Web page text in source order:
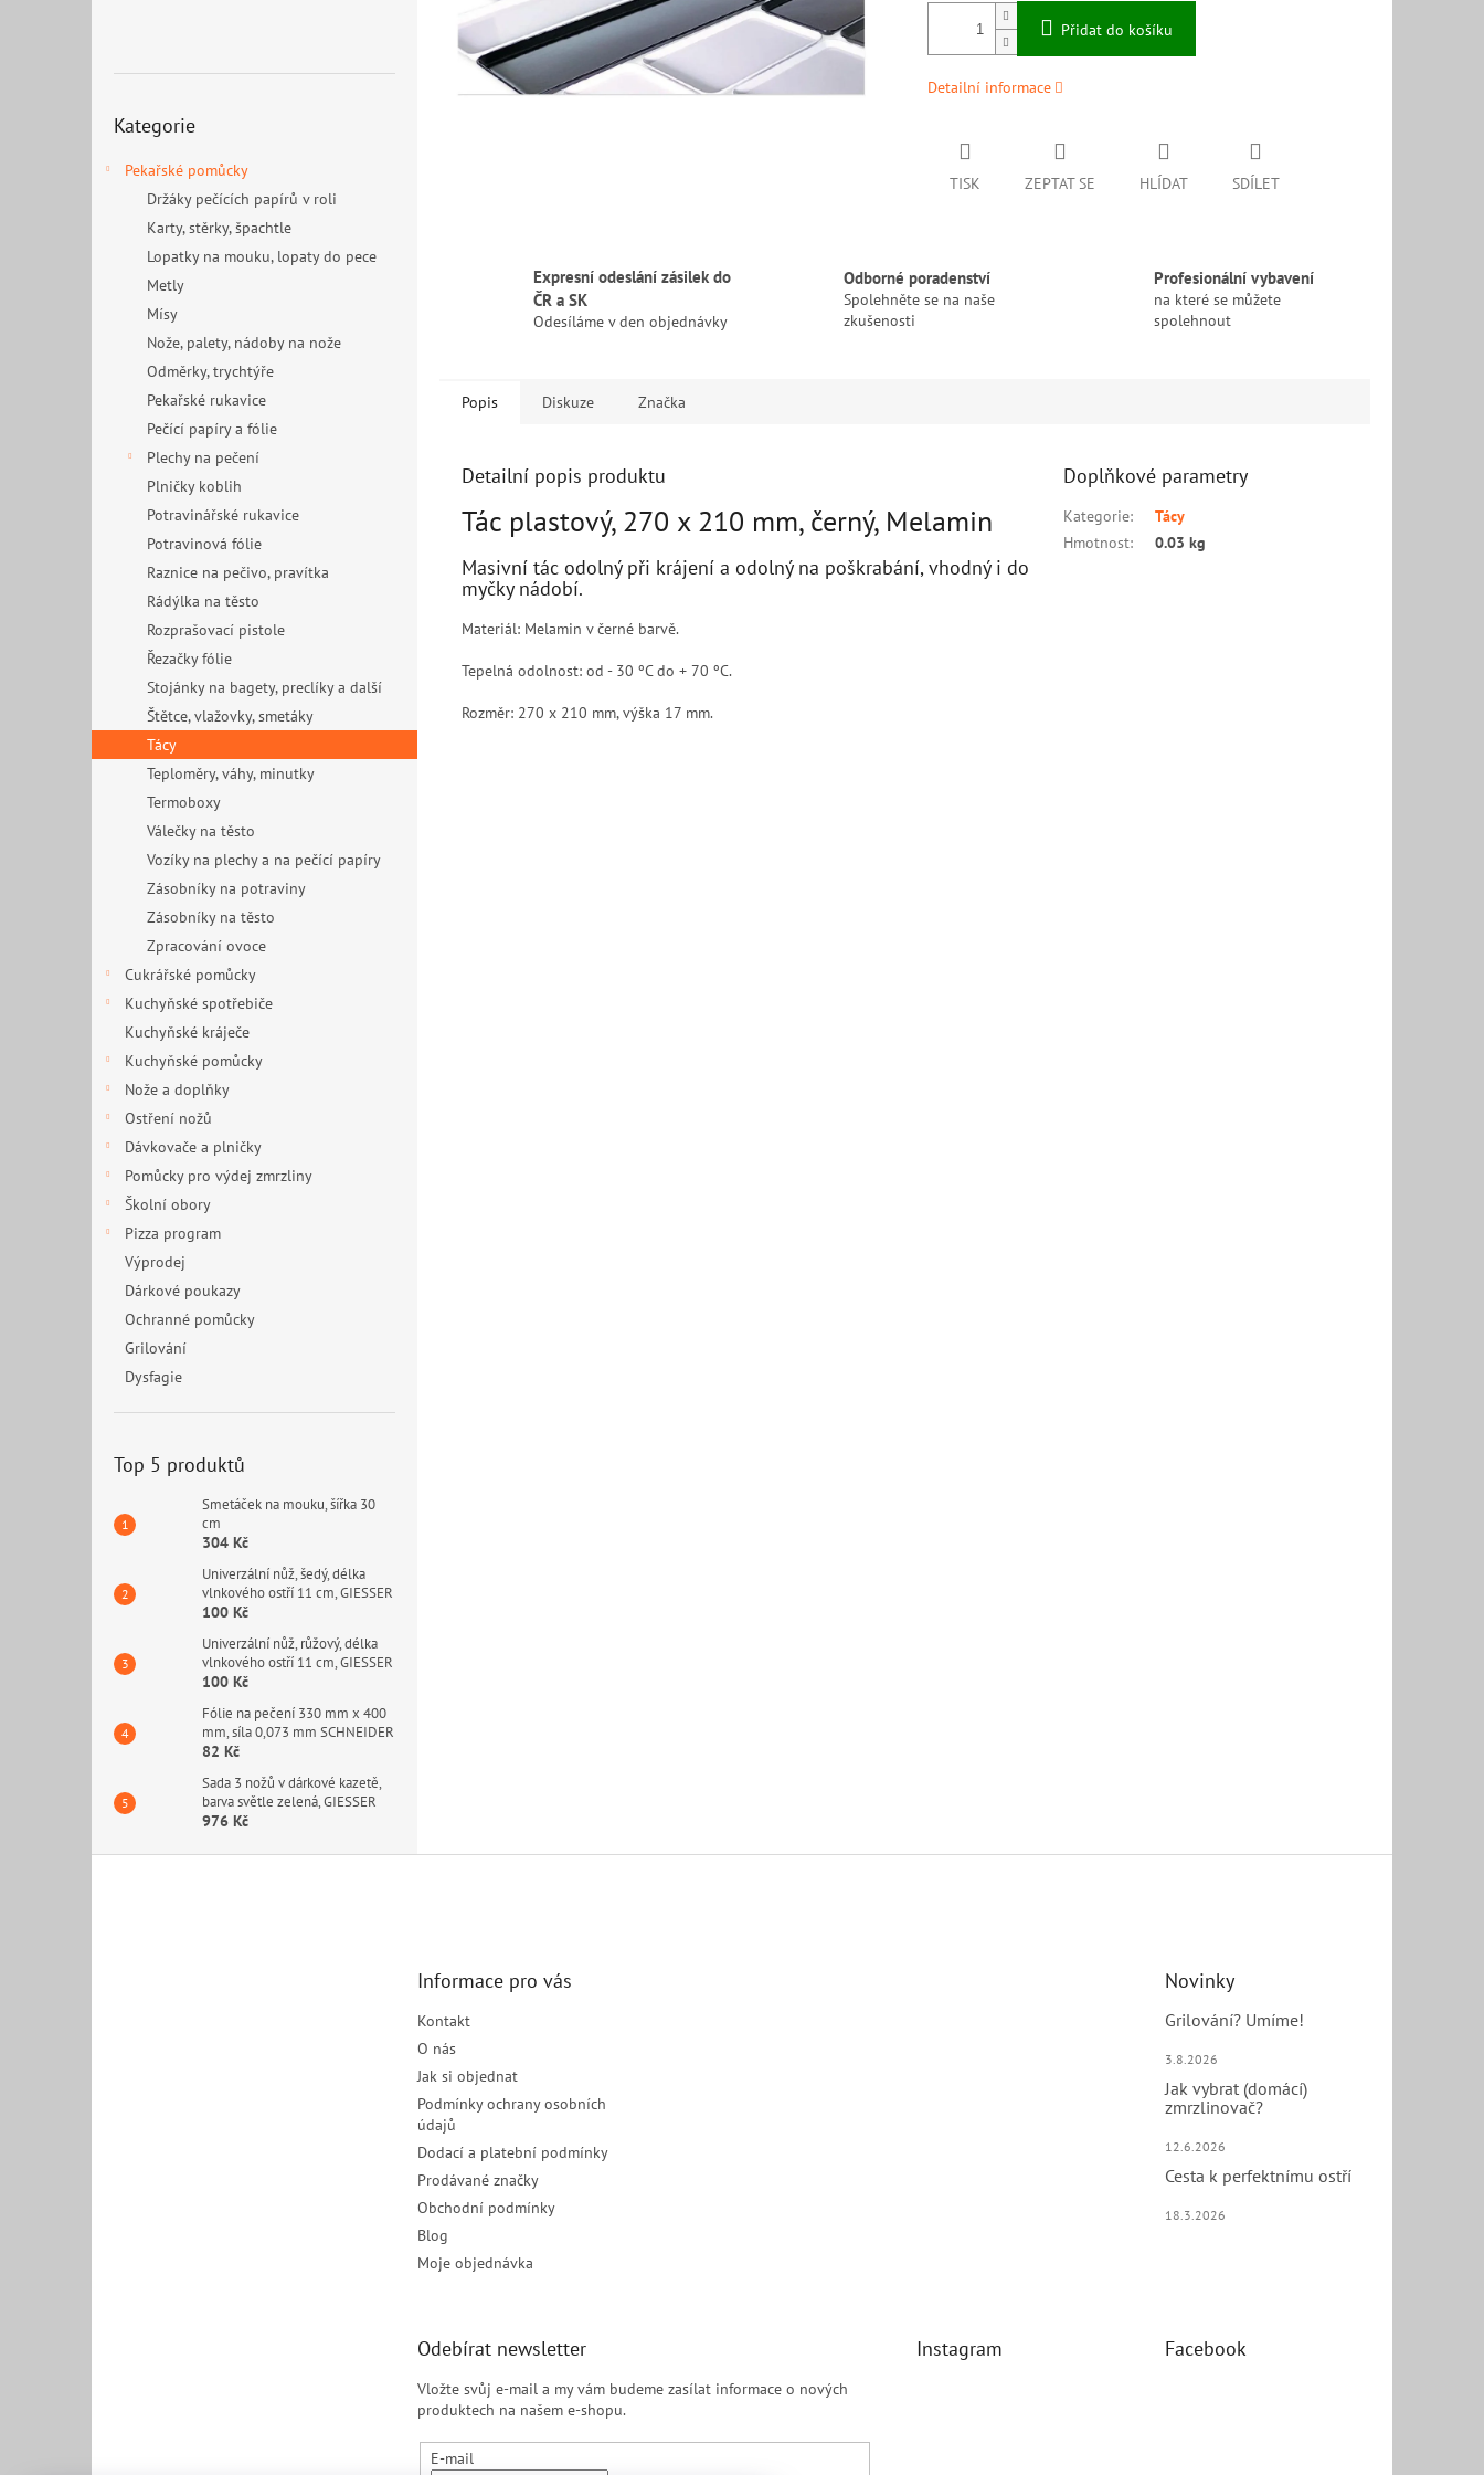
kategorie
Kategorie
Pekařské pomůcky
Držáky pečících papírů v roli
Karty, stěrky, špachtle
Lopatky na mouku, lopaty do pece
Metly
Mísy
Nože, palety, nádoby na nože
Odměrky, trychtýře
Pekařské rukavice
Pečící papíry a fólie
Plechy na pečení
Plničky koblih
Potravinářské rukavice
Potravinová fólie
Raznice na pečivo, pravítka
Rádýlka na těsto
Rozprašovací pistole
Řezačky fólie
Stojánky na bagety, preclíky a další
Štětce, vlažovky, smetáky
Tácy
Teploměry, váhy, minutky
Termoboxy
Válečky na těsto
Vozíky na plechy a na pečící papíry
Zásobníky na potraviny
Zásobníky na těsto
Zpracování ovoce
Cukrářské pomůcky
Kuchyňské spotřebiče
Kuchyňské kráječe
Kuchyňské pomůcky
Nože a doplňky
Ostření nožů
Dávkovače a plničky
Pomůcky pro výdej zmrzliny
Školní obory
Pizza program
Výprodej
Dárkové poukazy
Ochranné pomůcky
Grilování
Dysfagie
Top 5 produktů
Smetáček na mouku, šířka 30
cm
304 Kč
Univerzální nůž, šedý, délka
vlnkového ostří 11 cm, GIESSER
100 Kč
Univerzální nůž, růžový, délka
vlnkového ostří 11 cm, GIESSER
100 Kč
Fólie na pečení 330 mm x 400
mm, síla 0,073 mm SCHNEIDER
82 Kč
Sada 3 nožů v dárkové kazetě,
barva světle zelená, GIESSER
976 Kč
Přidat do košíku
Detailní informace
TISK ZEPTAT SE HLÍDAT SDÍLET
Expresní odeslání zásilek do
ČR a SK
Odesíláme v den objednávky
Odborné poradenství
Spolehněte se na naše
zkušenosti
Profesionální vybavení
na které se můžete
spolehnout
Popis Diskuze Značka
Detailní popis produktu
Tác plastový, 270 x 210 mm, černý, Melamin
Masivní tác odolný při krájení a odolný na poškrabání, vhodný i do
myčky nádobí.
Materiál: Melamin v černé barvě.
Tepelná odolnost: od - 30 ºC do + 70 ºC.
Rozměr: 270 x 210 mm, výška 17 mm.
Doplňkové parametry
Kategorie:
Tácy
Hmotnost: 0.03 kg
Informace pro vás
Kontakt
O nás
Jak si objednat
Podmínky ochrany osobních
údajů
Dodací a platební podmínky
Prodávané značky
Obchodní podmínky
Blog
Moje objednávka
Novinky
Grilování? Umíme!
3.8.2026
Jak vybrat (domácí)
zmrzlinovač?
12.6.2026
Cesta k perfektnímu ostří
18.3.2026
Odebírat newsletter
Vložte svůj e-mail a my vám budeme zasílat informace o nových
produktech na našem e-shopu.
E-mail
Instagram Facebook